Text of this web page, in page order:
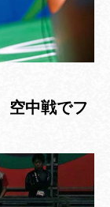
空中戦でフ